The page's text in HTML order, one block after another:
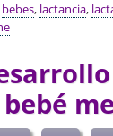
bebes, lactancia,